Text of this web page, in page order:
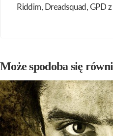
Riddim, Dreadsquad, GPD
Może spodoba się